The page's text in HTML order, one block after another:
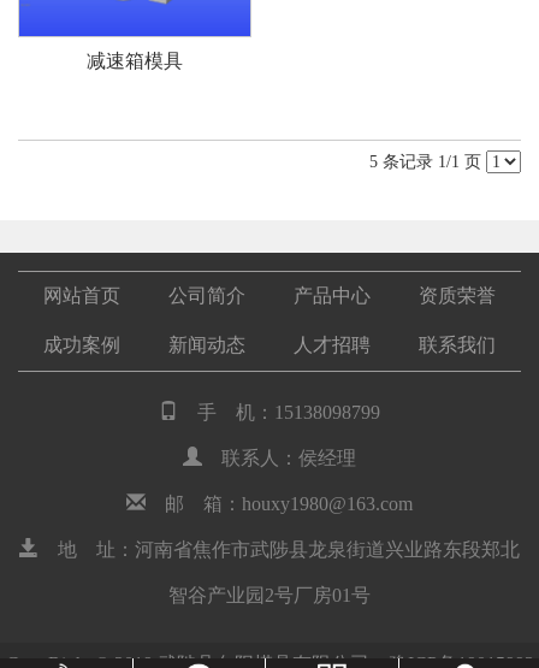
减速箱模具
5 条记录 1/1 页
网站首页 公司简介 产品中心 资质荣誉
成功案例 新闻动态 人才招聘 联系我们
手 机：15138098799
联系人：侯经理
邮 箱：houxy1980@163.com
地 址：河南省焦作市武陟县龙泉街道兴业路东段郑北
智谷产业园2号厂房01号
CopyRight © 2019 武陟县向阳模具有限公司 豫ICP备19015993